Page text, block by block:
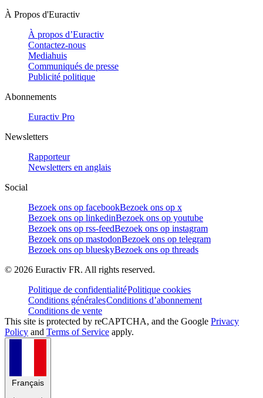
À Propos d'Euractiv
À propos d’Euractiv
Contactez-nous
Mediahuis
Communiqués de presse
Publicité politique
Abonnements
Euractiv Pro
Newsletters
Rapporteur
Newsletters en anglais
Social
Bezoek ons op facebookBezoek ons op x
Bezoek ons op linkedinBezoek ons op youtube
Bezoek ons op rss-feedBezoek ons op instagram
Bezoek ons op mastodonBezoek ons op telegram
Bezoek ons op blueskyBezoek ons op threads
© 2026 Euractiv FR. All rights reserved.
Politique de confidentialitéPolitique cookies
Conditions généralesConditions d’abonnement
Conditions de vente
This site is protected by reCAPTCHA, and the Google Privacy
Policy and Terms of Service apply.
Français